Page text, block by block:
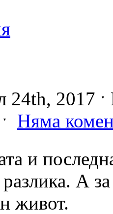
24th, 2017
ˑ Няма
и
А
живот.